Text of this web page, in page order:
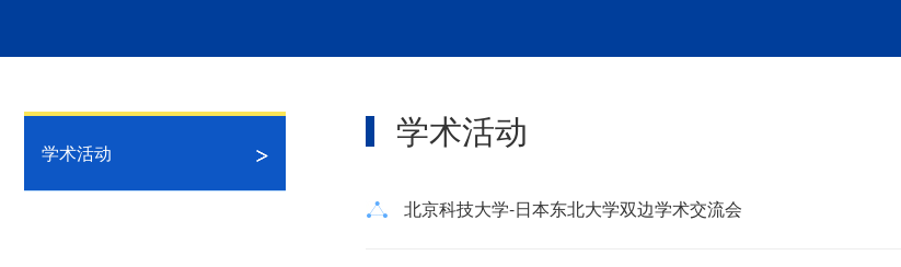
学术活动 学术活动
北京科技大学-日本东北大学双边学术交流会